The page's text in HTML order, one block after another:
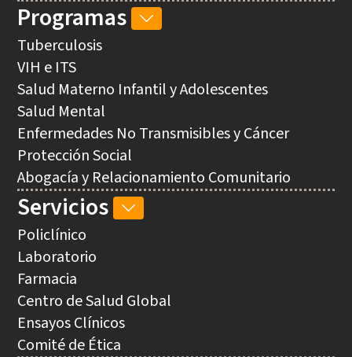
Programas
PROGRAMAS
Tuberculosis
VIH e ITS
Salud Materno Infantil y Adolescentes
Salud Mental
Enfermedades No Transmisibles y Cáncer
Protección Social
Abogacía y Relacionamiento Comunitario
Servicios
SERVICIOS
Policlínico
Laboratorio
Farmacia
Centro de Salud Global
Ensayos Clínicos
Comité de Ética